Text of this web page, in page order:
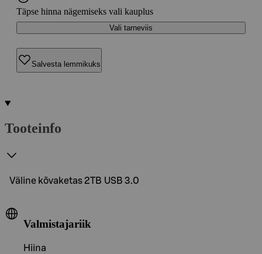
Täpse hinna nägemiseks vali kauplus
Vali tarneviis
Salvesta lemmikuks
Tooteinfo
Väline kõvaketas 2TB USB 3.0
Valmistajariik
Hiina